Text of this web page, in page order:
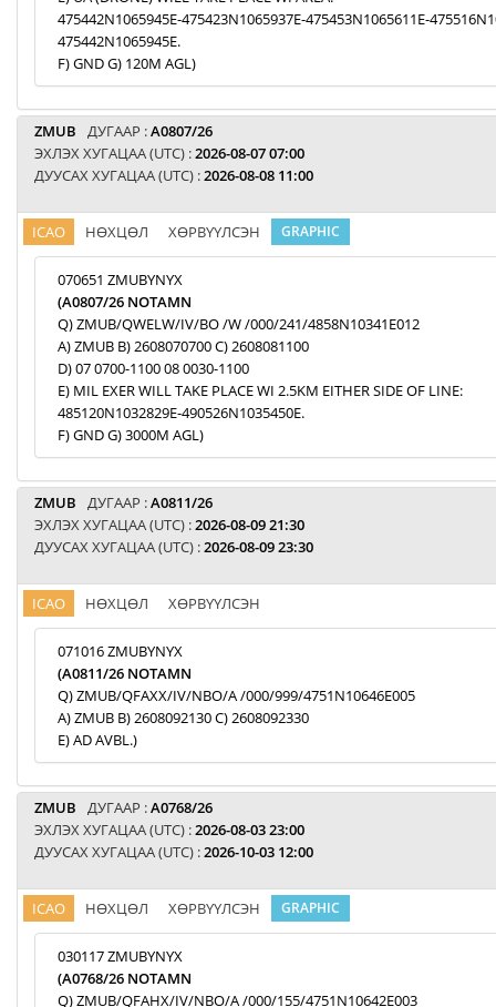
475442N1065945E-475423N1065937E-475453N1065611E-
475442N1065945E.
F) GND G) 120M AGL)
ZMUB ДУГААР :A0807/26
ЭХЛЭХ ХУГАЦАА (UTC) :2026-08-07 07:00
ДУУСАХ ХУГАЦАА (UTC) :2026-08-08 11:00
ICAO НӨХЦӨЛ ХӨРВҮҮЛСЭН GRAPHIC
070651 ZMUBYNYX
(A0807/26 NOTAMN
Q) ZMUB/QWELW/IV/BO /W /000/241/4858N10341E012
A) ZMUB B) 2608070700 C) 2608081100
D) 07 0700-1100 08 0030-1100
E) MIL EXER WILL TAKE PLACE WI 2.5KM EITHER SIDE OF LINE:
485120N1032829E-490526N1035450E.
F) GND G) 3000M AGL)
ZMUB ДУГААР :A0811/26
ЭХЛЭХ ХУГАЦАА (UTC) :2026-08-09 21:30
ДУУСАХ ХУГАЦАА (UTC) :2026-08-09 23:30
ICAO НӨХЦӨЛ ХӨРВҮҮЛСЭН
071016 ZMUBYNYX
(A0811/26 NOTAMN
Q) ZMUB/QFAXX/IV/NBO/A /000/999/4751N10646E005
A) ZMUB B) 2608092130 C) 2608092330
E) AD AVBL.)
ZMUB ДУГААР :A0768/26
ЭХЛЭХ ХУГАЦАА (UTC) :2026-08-03 23:00
ДУУСАХ ХУГАЦАА (UTC) :2026-10-03 12:00
ICAO НӨХЦӨЛ ХӨРВҮҮЛСЭН GRAPHIC
030117 ZMUBYNYX
(A0768/26 NOTAMN
Q) ZMUB/QFAHX/IV/NBO/A /000/155/4751N10642E003